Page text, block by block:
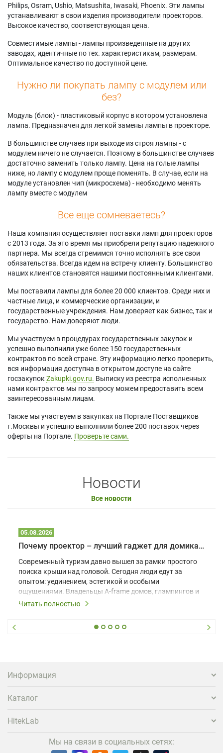
Philips, Osram, Ushio, Matsushita, Iwasaki, Phoenix. Эти лампы
устанавливают в свои изделия производители проекторов.
Высокое качество, соответствующая цена.
Совместимые лампы - лампы произведенные на других
заводах, идентичные по тех. характеристикам, размерам.
Оптимальное качество по доступной цене.
Нужно ли покупать лампу с модулем или
без?
Модуль (блок) - пластиковый корпус в котором установлена
лампа. Предназначен для легкой замены лампы в проекторе.
В большинстве случаев при выходе из строя лампы - с
модулем ничего не случается. Поэтому в большинстве случаев
достаточно заменить только лампу. Цена на голые лампы
ниже, но лампу с модулем проще поменять. В случае, если на
модуле установлен чип (микросхема) - необходимо менять
лампу вместе с модулем
Все еще сомневаетесь?
Наша компания осуществляет поставки ламп для проекторов
с 2013 года. За это время мы приобрели репутацию надежного
партнера. Мы всегда стремимся точно исполнять все свои
обязательства. Всегда идем на встречу клиенту. Большинство
наших клиентов становятся нашими постоянными клиентами.
Мы поставили лампы для более 20 000 клиентов. Среди них и
частные лица, и коммерческие организации, и
государственные учреждения. Нам доверяет как бизнес, так и
государство. Нам доверяют люди.
Мы участвуем в процедурах государственных закупок и
успешно выполнили уже более 150 государственных
контрактов по всей стране. Эту информацию легко проверить,
вся информация доступна в открытом доступе на сайте
госзакупок Zakupki.gov.ru. Выписку из реестра исполненных
нами контрактов мы по запросу можем предоставить всем
заинтересованным лицам.
Также мы участвуем в закупках на Портале Поставщиков
г.Москвы и успешно выполнили более 200 поставок через
оферты на Портале. Проверьте сами.
Новости
Все новости
05.08.2026
Почему проектор – лучший гаджет для домика в глэмпинге
Современный туризм давно вышел за рамки простого
поиска крыши над головой. Сегодня люди едут за
опытом: уединением, эстетикой и особыми
ощущениями. Владельцы A-frame домов, глэмпингов и
шале понимают, что конкуренция растет, и
вернуться и поделиться впечатлениями в соцсетях,
проектора.
Читать полностью
Информация
Каталог
HitekLab
Мы на связи в социальных сетях: